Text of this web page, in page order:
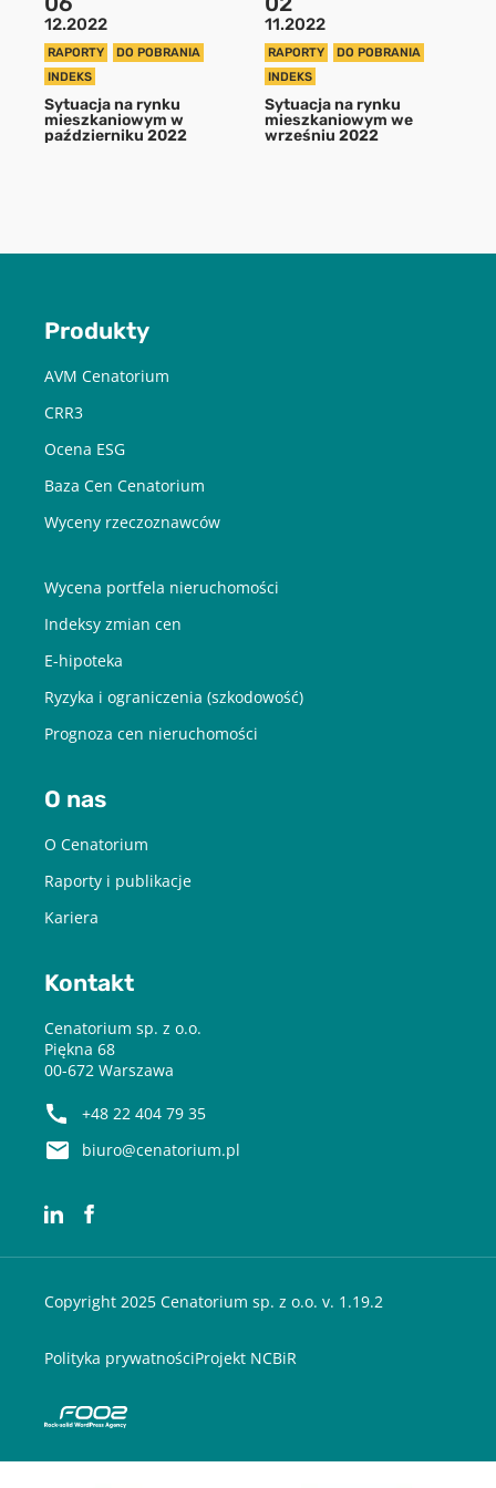
POBIERZ
Chcę otrzymywać treści o charakterze marketingowym drogą e-
mail od Cenatorium Sp. z o.o. z siedzibą w Warszawie. Mam
12.2022
RAPORTY
DO POBRANIA
INDEKS
Sytuacja na rynku
mieszkaniowym w
październiku 2022
11.2022
RAPORTY
DO POBRANIA
INDEKS
Sytuacja na rynku
mieszkaniowym we
wrześniu 2022
Produkty
AVM Cenatorium
CRR3
Ocena ESG
Baza Cen Cenatorium
Wyceny rzeczoznawców
Wycena portfela nieruchomości
Indeksy zmian cen
E-hipoteka
Ryzyka i ograniczenia (szkodowość)
Prognoza cen nieruchomości
O nas
O Cenatorium
Raporty i publikacje
Kariera
Kontakt
Cenatorium sp. z o.o.
Piękna 68
00-672 Warszawa
+48 22 404 79 35
biuro@cenatorium.pl
Copyright 2025 Cenatorium sp. z o.o. v. 1.19.2
Polityka prywatnościProjekt NCBiR